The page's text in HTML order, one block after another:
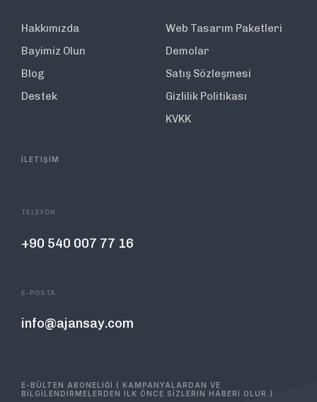
Hakkımızda
Bayimiz Olun
Blog
Destek
Web Tasarım Paketleri
Demolar
Satış Sözleşmesi
Gizlilik Politikası
KVKK
İLETİŞİM
TELEFON
+90 540 007 77 16
E-POSTA
info@ajansay.com
E-BÜLTEN ABONELİĞİ ( KAMPANYALARDAN VE
BİLGİLENDİRMELERDEN İLK ÖNCE SİZLERİN HABERİ OLUR )